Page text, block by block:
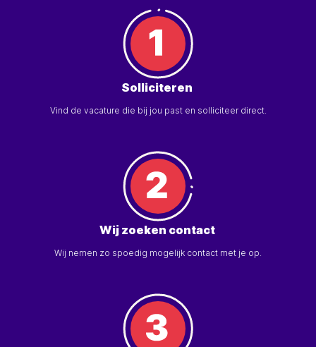
Solliciteren
Vind de vacature die bij jou past en solliciteer direct.
Wij zoeken contact
Wij nemen zo spoedig mogelijk contact met je op.